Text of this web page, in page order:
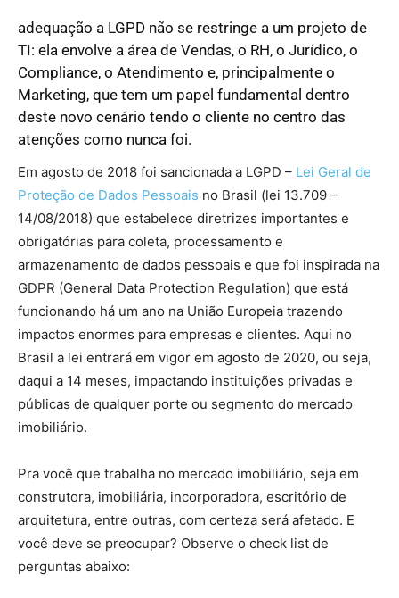
adequação a LGPD não se restringe a um projeto de
TI: ela envolve a área de Vendas, o RH, o Jurídico, o
Compliance, o Atendimento e, principalmente o
Marketing, que tem um papel fundamental dentro
deste novo cenário tendo o cliente no centro das
atenções como nunca foi.
Em agosto de 2018 foi sancionada a LGPD – Lei Geral de
Proteção de Dados Pessoais no Brasil (lei 13.709 –
14/08/2018) que estabelece diretrizes importantes e
obrigatórias para coleta, processamento e
armazenamento de dados pessoais e que foi inspirada na
GDPR (General Data Protection Regulation) que está
funcionando há um ano na União Europeia trazendo
impactos enormes para empresas e clientes. Aqui no
Brasil a lei entrará em vigor em agosto de 2020, ou seja,
daqui a 14 meses, impactando instituições privadas e
públicas de qualquer porte ou segmento do mercado
imobiliário.
Pra você que trabalha no mercado imobiliário, seja em
construtora, imobiliária, incorporadora, escritório de
arquitetura, entre outras, com certeza será afetado. E
você deve se preocupar? Observe o check list de
perguntas abaixo: